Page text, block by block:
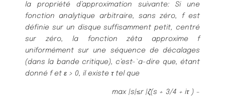
la propriété d’approximation suivante: Si une
fonction analytique arbitraire, sans zéro, f est
définie sur un disque suffisamment petit, centré
sur zéro, la fonction zêta approxime f
uniformément sur une séquence de décalages
(dans la bande critique), c’est-`a-dire que, étant
donné f et ε > 0, il existe τ tel que
max |s|≤r |ζ(s + 3/4 + iτ ) −